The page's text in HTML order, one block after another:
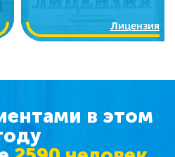
Лицензия
в этом